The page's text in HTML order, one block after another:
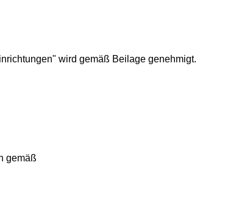
wird gemäß Beilage genehmigt.
gemäß